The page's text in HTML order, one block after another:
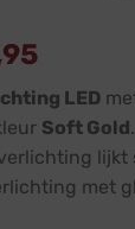
LED
Soft Gold
lijkt
met